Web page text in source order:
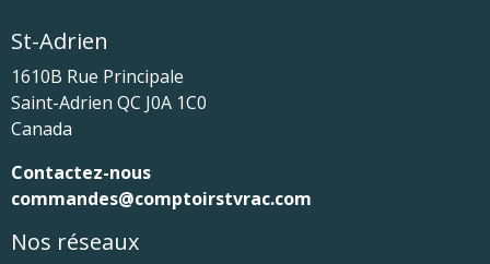
St-Adrien
1610B Rue Principale
Saint-Adrien QC J0A 1C0
Canada
Contactez-nous
commandes@comptoirstvrac.com
Nos réseaux